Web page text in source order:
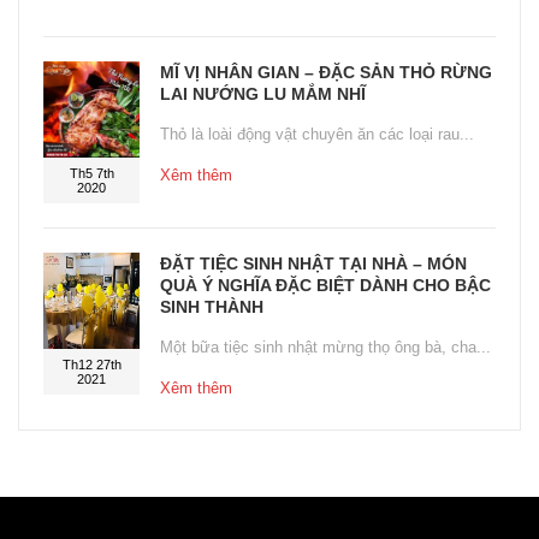
Th5 7th
2020
MĨ VỊ NHÂN GIAN – ĐẶC SẢN THỎ RỪNG
LAI NƯỚNG LU MẮM NHĨ
Thỏ là loài động vật chuyên ăn các loại rau...
Xêm thêm
Th12 27th
2021
ĐẶT TIỆC SINH NHẬT TẠI NHÀ – MÓN
QUÀ Ý NGHĨA ĐẶC BIỆT DÀNH CHO BẬC
SINH THÀNH
Một bữa tiệc sinh nhật mừng thọ ông bà, cha...
Xêm thêm